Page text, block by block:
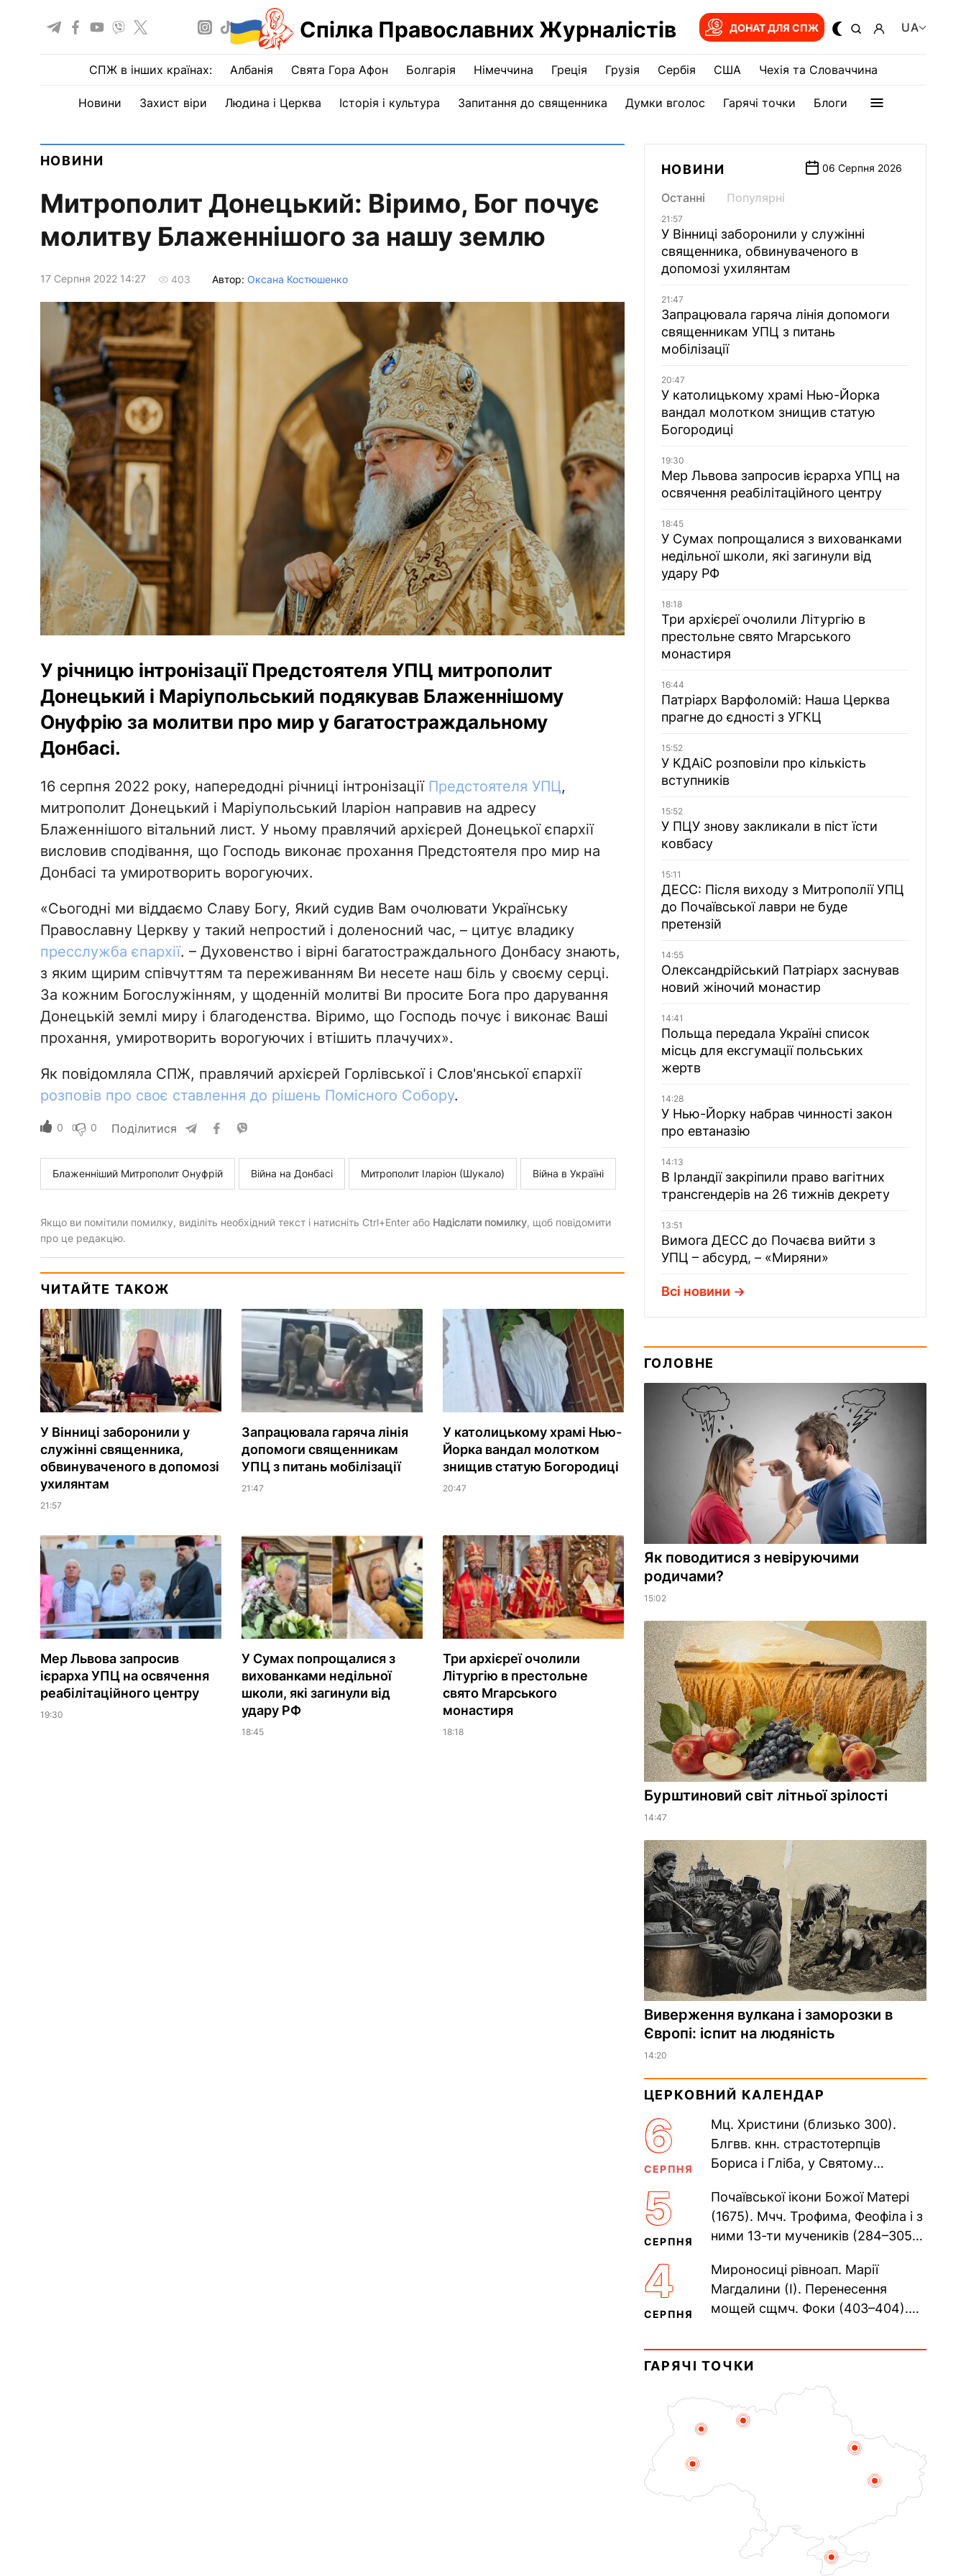
Спілка Православних Журналістів ДОНАТ ДЛЯ СПЖ UA
СПЖ в інших країнах: Албанія Свята Гора Афон Болгарія Німеччина Греція Грузія Сербія США Чехія та Словаччина
Новини Захист віри Людина і Церква Історія і культура Запитання до священника Думки вголос Гарячі точки Блоги
НОВИНИ
Митрополит Донецький: Віримо, Бог почує
молитву Блаженнішого за нашу землю
17 Серпня 2022 14:27 403 Автор: Оксана Костюшенко
У річницю інтронізації Предстоятеля УПЦ митрополит
Донецький і Маріупольський подякував Блаженнішому
Онуфрію за молитви про мир у багатостраждальному
Донбасі.
16 серпня 2022 року, напередодні річниці інтронізації Предстоятеля УПЦ,
митрополит Донецький і Маріупольський Іларіон направив на адресу
Блаженнішого вітальний лист. У ньому правлячий архієрей Донецької єпархії
висловив сподівання, що Господь виконає прохання Предстоятеля про мир на
Донбасі та умиротворить ворогуючих.
«Сьогодні ми віддаємо Славу Богу, Який судив Вам очолювати Українську
Православну Церкву у такий непростий і доленосний час, – цитує владику
пресслужба єпархії. – Духовенство і вірні багатостраждального Донбасу знають,
з яким щирим співчуттям та переживанням Ви несете наш біль у своєму серці.
За кожним Богослужінням, у щоденній молитві Ви просите Бога про дарування
Донецькій землі миру і благоденства. Віримо, що Господь почує і виконає Ваші
прохання, умиротворить ворогуючих і втішить плачучих».
Як повідомляла СПЖ, правлячий архієрей Горлівської і Слов'янської єпархії
розповів про своє ставлення до рішень Помісного Собору.
0 0 Поділитися
Блаженніший Митрополит Онуфрій Війна на Донбасі Митрополит Іларіон (Шукало) Війна в Україні
Якщо ви помітили помилку, виділіть необхідний текст і натисніть Ctrl+Enter або Надіслати помилку, щоб повідомити
про це редакцію.
ЧИТАЙТЕ ТАКОЖ
У Вінниці заборонили у
служінні священника,
обвинуваченого в допомозі
ухилянтам
21:57
Запрацювала гаряча лінія
допомоги священникам
УПЦ з питань мобілізації
21:47
У католицькому храмі Нью-
Йорка вандал молотком
знищив статую Богородиці
20:47
Мер Львова запросив
ієрарха УПЦ на освячення
реабілітаційного центру
19:30
У Сумах попрощалися з
вихованками недільної
школи, які загинули від
удару РФ
18:45
Три архієреї очолили
Літургію в престольне
свято Мгарського
монастиря
18:18
НОВИНИ 06 Серпня 2026
Останні Популярні
21:57
У Вінниці заборонили у служінні
священника, обвинуваченого в
допомозі ухилянтам
21:47
Запрацювала гаряча лінія допомоги
священникам УПЦ з питань
мобілізації
20:47
У католицькому храмі Нью-Йорка
вандал молотком знищив статую
Богородиці
19:30
Мер Львова запросив ієрарха УПЦ на
освячення реабілітаційного центру
18:45
У Сумах попрощалися з вихованками
недільної школи, які загинули від
удару РФ
18:18
Три архієреї очолили Літургію в
престольне свято Мгарського
монастиря
16:44
Патріарх Варфоломій: Наша Церква
прагне до єдності з УГКЦ
15:52
У КДАіС розповіли про кількість
вступників
15:52
У ПЦУ знову закликали в піст їсти
ковбасу
15:11
ДЕСС: Після виходу з Митрополії УПЦ
до Почаївської лаври не буде
претензій
14:55
Олександрійський Патріарх заснував
новий жіночий монастир
14:41
Польща передала Україні список
місць для ексгумації польських
жертв
14:28
У Нью-Йорку набрав чинності закон
про евтаназію
14:13
В Ірландії закріпили право вагітних
трансгендерів на 26 тижнів декрету
13:51
Вимога ДЕСС до Почаєва вийти з
УПЦ – абсурд, – «Миряни»
Всі новини
ГОЛОВНЕ
Як поводитися з невіруючими
родичами?
15:02
Бурштиновий світ літньої зрілості
14:47
Виверження вулкана і заморозки в
Європі: іспит на людяність
14:20
ЦЕРКОВНИЙ КАЛЕНДАР
6
СЕРПНЯ
Мц. Христини (близько 300).
Блгвв. кнн. страстотерпців
Бориса і Гліба, у Святому
Прп. Полікарпа, архімандрита...
5
СЕРПНЯ
Почаївської ікони Божої Матері
(1675). Мчч. Трофима, Феофіла і з
ними 13-ти мучеників (284–305).
Равенійського (близько 75)....
4
СЕРПНЯ
Мироносиці рівноап. Марії
Магдалини (I). Перенесення
мощей сщмч. Фоки (403–404).
(1693). Сщмч. Михаїла
Накарякова...
ГАРЯЧІ ТОЧКИ